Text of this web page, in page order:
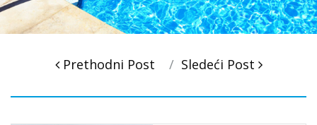
Prethodni Post Sledeći Post